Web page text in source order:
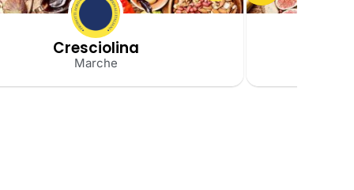
Cresciolina
Marche